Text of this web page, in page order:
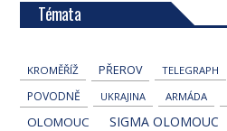
Témata
KROMĚŘÍŽ PŘEROV TELEGRAPH
POVODNĚ UKRAJINA ARMÁDA
OLOMOUC SIGMA OLOMOUC